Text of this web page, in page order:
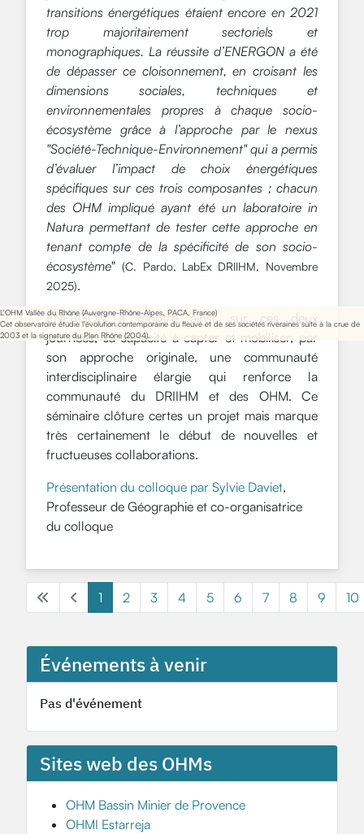
L'OHM Vallée du Rhône (Auvergne-Rhône-Alpes, PACA, France)
Cet observatoire étudie l'évolution contemporaine du fleuve et de ses sociétés riveraines suite à la crue de
2003 et la signature du Plan Rhône (2004).
Événements à venir
Pas d'événement
Sites web des OHMs
OHM Bassin Minier de Provence
OHMI Estarreja
transitions énergétiques étaient encore en 2021
trop majoritairement sectoriels et
monographiques. La réussite d’ENERGON a été
de dépasser ce cloisonnement, en croisant les
dimensions sociales, techniques et
environnementales propres à chaque socio-
écosystème grâce à l’approche par le nexus
"Société-Technique-Environnement" qui a permis
d’évaluer l’impact de choix énergétiques
spécifiques sur ces trois composantes ; chacun
des OHM impliqué ayant été un laboratoire in
Natura permettant de tester cette approche en
tenant compte de la spécificité de son socio-
écosystème" (C. Pardo, LabEx DRIIHM, Novembre
2025).
ENERGON a montré ainsi, sur ces deux
journées, sa capacité à capter et mobiliser, par
son approche originale, une communauté
interdisciplinaire élargie qui renforce la
communauté du DRIIHM et des OHM. Ce
séminaire clôture certes un projet mais marque
très certainement le début de nouvelles et
fructueuses collaborations.
Présentation du colloque par Sylvie Daviet,
Professeur de Géographie et co-organisatrice
du colloque
1 2 3 4 5 6 7 8 9 10